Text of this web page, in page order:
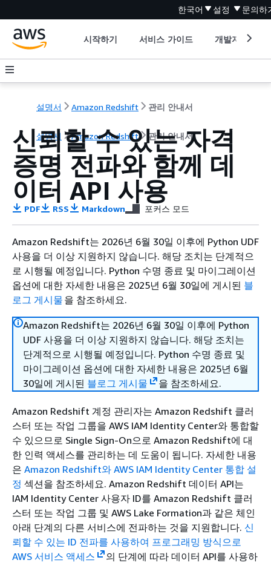
한국어 설정 문의하
시작하기 서비스 가이드 개발자 도구
설명서 Amazon Redshift 관리 안내서
설명서 Amazon Redshift 관리 안내서
신뢰할 수 있는 자격
증명 전파와 함께 데
이터 API 사용
PDF RSS Markdown 포커스 모드
Amazon Redshift는 2026년 6월 30일 이후에 Python UDF
사용을 더 이상 지원하지 않습니다. 해당 조치는 단계적으
로 시행될 예정입니다. Python 수명 종료 및 마이그레이션
옵션에 대한 자세한 내용은 2025년 6월 30일에 게시된 블
로그 게시물 을 참조하세요.
Amazon Redshift는 2026년 6월 30일 이후에 Python
UDF 사용을 더 이상 지원하지 않습니다. 해당 조치는
단계적으로 시행될 예정입니다. Python 수명 종료 및
마이그레이션 옵션에 대한 자세한 내용은 2025년 6월
30일에 게시된 블로그 게시물 을 참조하세요.
Amazon Redshift 계정 관리자는 Amazon Redshift 클러
스터 또는 작업 그룹을 AWS IAM Identity Center와 통합할
수 있으므로 Single Sign-On으로 Amazon Redshift에 대
한 인력 액세스를 관리하는 데 도움이 됩니다. 자세한 내용
은 Amazon Redshift와 AWS IAM Identity Center 통합 설
정 섹션을 참조하세요. Amazon Redshift 데이터 API는
IAM Identity Center 사용자 ID를 Amazon Redshift 클러
스터 또는 작업 그룹 및 AWS Lake Formation과 같은 체인
아래 단계의 다른 서비스에 전파하는 것을 지원합니다. 신
뢰할 수 있는 ID 전파를 사용하여 프로그래밍 방식으로
AWS 서비스 액세스
의 단계에 따라 데이터 API를 사용하